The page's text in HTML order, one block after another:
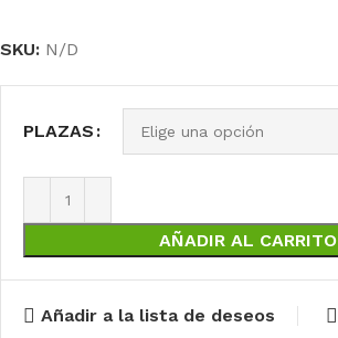
SKU: N/D
PLAZAS
AÑADIR AL CARRITO
Añadir a la lista de deseos